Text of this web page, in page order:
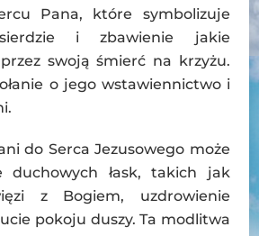
Pana, które symbolizuje
i zbawienie jakie
swoją śmierć na krzyżu.
o jego wstawiennictwo i
do Serca Jezusowego może
duchowych łask, takich jak
z Bogiem, uzdrowienie
pokoju duszy. Ta modlitwa